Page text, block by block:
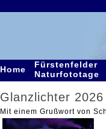
Home
Fürstenfelder
Naturfototage
Glanzlichter 2026
Mit einem Grußwort von